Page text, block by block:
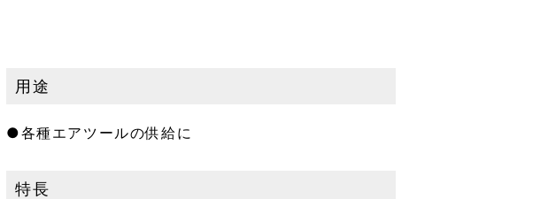
用途
●各種エアツールの供給に
特長